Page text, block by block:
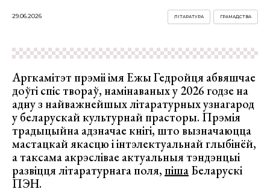
29.06.2026 ГРАМАДСТВА
ЛІТАРАТУРА
Аргкамітэт прэміі імя Ежы Гедройця абвяшчае
доўгі спіс твораў, намінаваных у 2026 годзе на
адну з найважнейшых літаратурных узнагарод
у беларускай культурнай прасторы. Прэмія
традыцыйна адзначае кнігі, што вызначаюцца
мастацкай якасцю і інтэлектуальнай глыбінёй,
а таксама акрэслівае актуальныя тэндэнцыі
развіцця літаратурнага поля, пішаБеларускі
ПЭН.